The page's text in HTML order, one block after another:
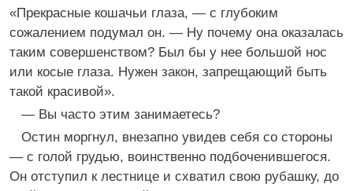
«Прекрасные кошачьи глаза, — с глубоким
сожалением подумал он. — Ну почему она оказалась
таким совершенством? Был бы у нее большой нос
или косые глаза. Нужен закон, запрещающий быть
такой красивой».
— Вы часто этим занимаетесь?
Остин моргнул, внезапно увидев себя со стороны
— с голой грудью, воинственно подбоченившегося.
Он отступил к лестнице и схватил свою рубашку, до